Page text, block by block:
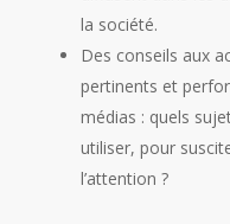
la société.
Des conseils aux
pertinents et
médias : quels
utiliser, pour
l’attention ?